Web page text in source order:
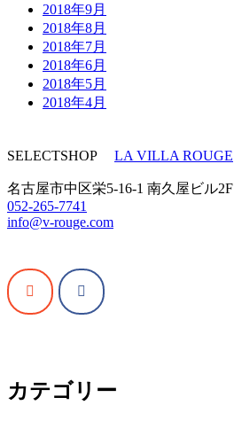
2018年9月
2018年8月
2018年7月
2018年6月
2018年5月
2018年4月
SELECTSHOP LA VILLA ROUGE
名古屋市中区栄5-16-1 南久屋ビル2F
052-265-7741
info@v-rouge.com
カテゴリー